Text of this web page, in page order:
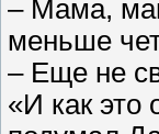
– Мама,
меньше
– Еще не
«И как это